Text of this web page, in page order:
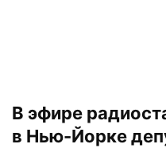
В эфире
в Нью-Йорке